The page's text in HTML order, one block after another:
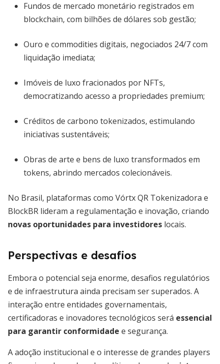
Fundos de mercado monetário registrados em
blockchain, com bilhões de dólares sob gestão;
Ouro e commodities digitais, negociados 24/7 com
liquidação imediata;
Imóveis de luxo fracionados por NFTs,
democratizando acesso a propriedades premium;
Créditos de carbono tokenizados, estimulando
iniciativas sustentáveis;
Obras de arte e bens de luxo transformados em
tokens, abrindo mercados colecionáveis.
No Brasil, plataformas como Vórtx QR Tokenizadora e
BlockBR lideram a regulamentação e inovação, criando
novas oportunidades para investidores locais.
Perspectivas e desafios
Embora o potencial seja enorme, desafios regulatórios
e de infraestrutura ainda precisam ser superados. A
interação entre entidades governamentais,
certificadoras e inovadores tecnológicos será essencial
para garantir conformidade e segurança.
A adoção institucional e o interesse de grandes players